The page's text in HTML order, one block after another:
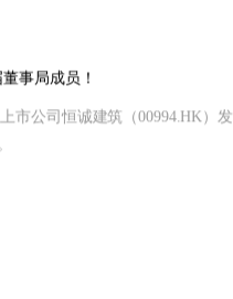
事局成员！
市公司恒诚建筑（00994.HK